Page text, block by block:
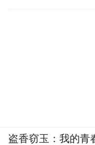
盗香窃玉：我的青